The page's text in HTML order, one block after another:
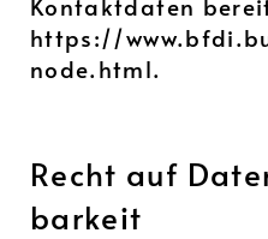
https://
node.html.
Recht auf
barkeit